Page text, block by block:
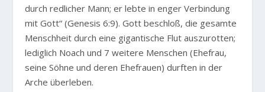
durch redlicher Mann; er lebte in enger Verbindung
mit Gott“ (Genesis 6:9). Gott beschloß, die gesamte
Menschheit durch eine gigantische Flut auszurotten;
lediglich Noach und 7 weitere Menschen (Ehefrau,
seine Söhne und deren Ehefrauen) durften in der
Arche überleben.